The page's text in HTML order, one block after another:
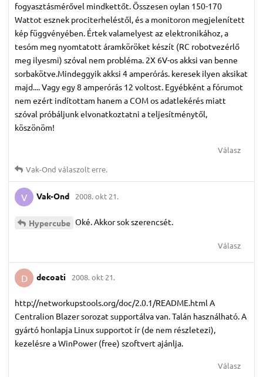
fogyasztásmérővel mindkettőt. Összesen oylan 150-170
Wattot esznek prociterheléstől, és a monitoron megjelenített
kép függvényében. Értek valamelyest az elektronikához, a
tesóm meg nyomtatott áramköröket készít (RC robotvezérlő
meg ilyesmi) szóval nem probléma. 2X 6V-os akksi van benne
sorbakötve.Mindeggyik akksi 4 amperórás. keresek ilyen aksikat
majd.... Vagy egy 8 amperórás 12 voltost. Egyébként a fórumot
nem ezért indítottam hanem a COM os adatlekérés miatt
szóval próbáljunk elvonatkoztatni a teljesítménytől,
köszönöm!
Válasz
Vak-Ond válaszolt erre.
V Vak-Ond 2008. okt 21.
Hypercube Oké. Akkor sok szerencsét.
Válasz
D decoati 2008. okt 21.
http://networkupstools.org/doc/2.0.1/README.html A
Centralion Blazer sorozat supportálva van. Talán használható. A
gyártó honlapja Linux supportot ír (de nem részletezi),
kezelésre a WinPower (free) szoftvert ajánlja.
Válasz